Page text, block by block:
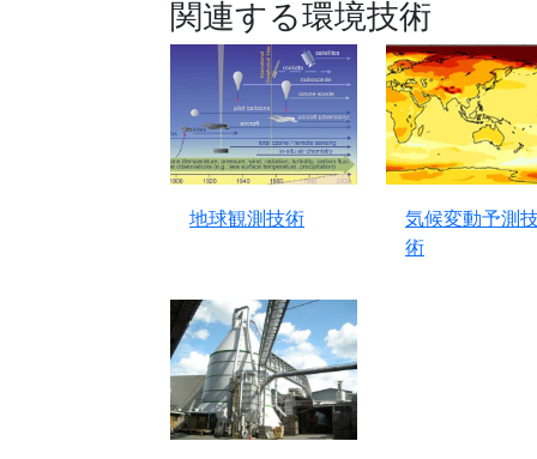
関連する環境技術
地球観測技術
気候変動予測
術